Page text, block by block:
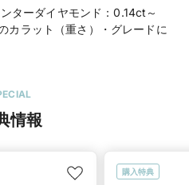
ーダイヤモンド：0.14ct～
カラット（重さ）・グレードに
情報
購入特典